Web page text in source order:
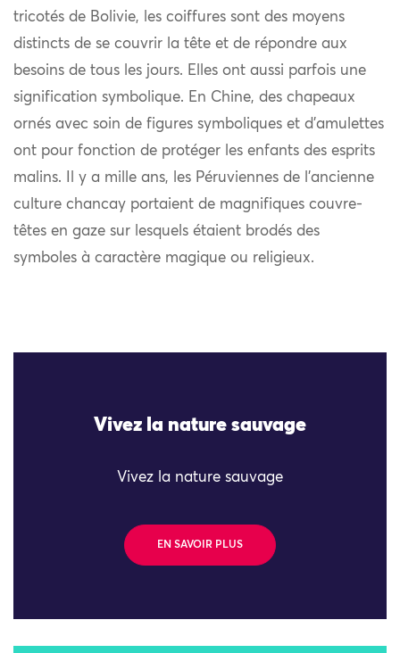
tricotés de Bolivie, les coiffures sont des moyens
distincts de se couvrir la tête et de répondre aux
besoins de tous les jours. Elles ont aussi parfois une
signification symbolique. En Chine, des chapeaux
ornés avec soin de figures symboliques et d’amulettes
ont pour fonction de protéger les enfants des esprits
malins. Il y a mille ans, les Péruviennes de l’ancienne
culture chancay portaient de magnifiques couvre-
têtes en gaze sur lesquels étaient brodés des
symboles à caractère magique ou religieux.
Vivez la nature sauvage
Vivez la nature sauvage
EN SAVOIR PLUS